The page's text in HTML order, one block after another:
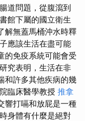
道問題，從腹瀉到
館下屬的國立衛生
解無蓋馬桶沖水時釋
應該生活在盡可能
的免疫系統可能會受
究表明，生活在非
和許多其他疾病的幾
臨床醫學教授 推拿
響打嗝和放屁是一種
身體有什麼是絕對